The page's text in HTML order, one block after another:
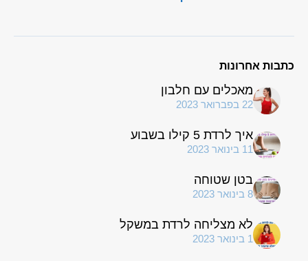
כתבות אחרונות
מאכלים עם חלבון
22 בפברואר 2023
איך לרדת 5 קילו בשבוע
11 בינואר 2023
בטן שטוחה
8 בינואר 2023
לא מצליחה לרדת במשקל
1 בינואר 2023